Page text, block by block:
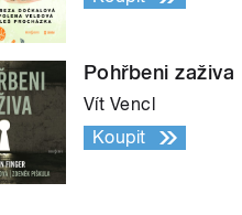
Pohřbeni zaživa
Vít Vencl
Koupit